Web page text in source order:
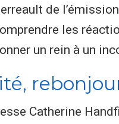
de
les
un rein à un
Catherine